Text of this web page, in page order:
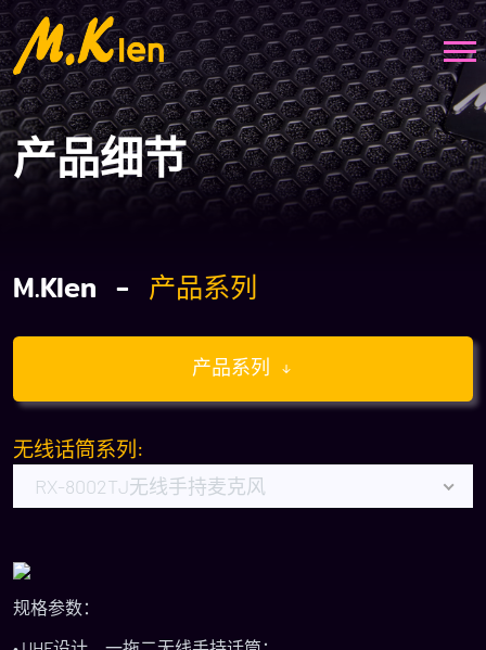
产品细节
M.Klen - 产品系列
产品系列
无线话筒系列:
RX-8002TJ无线手持麦克风
规格参数：